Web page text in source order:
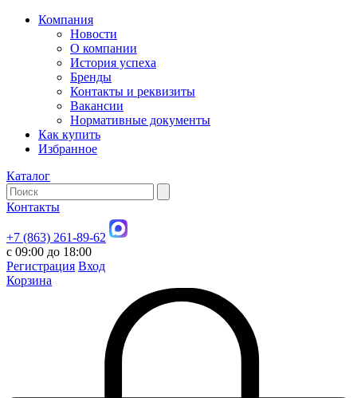
Компания
Новости
О компании
История успеха
Бренды
Контакты и реквизиты
Вакансии
Нормативные документы
Как купить
Избранное
Каталог
Контакты
+7 (863) 261-89-62
с 09:00 до 18:00
Регистрация Вход
Корзина